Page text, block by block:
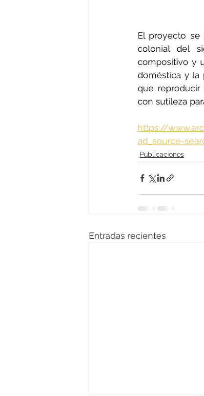
El proyecto
colonial del
compositivo y
doméstica y la
que reproducir
con sutileza
https://
Publicaciones
Entradas recientes